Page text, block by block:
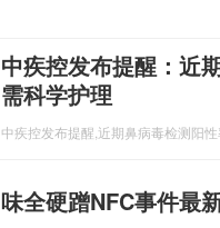
中疾控发布提醒：近
需科学护理
中疾控发布提醒,近期鼻病毒检测阳
味全硬蹭NFC事件最